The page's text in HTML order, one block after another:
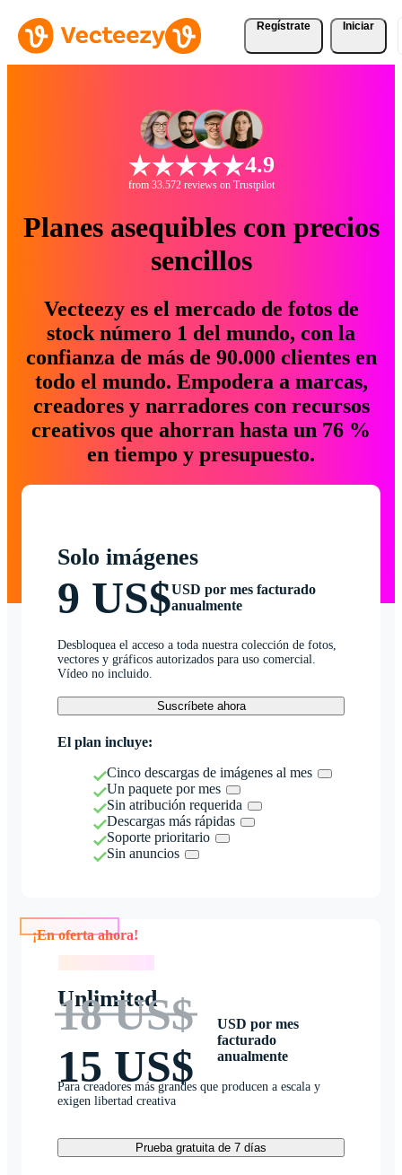
Regístrate Iniciar
4.9
from 33.572 reviews on Trustpilot
Planes asequibles con precios
sencillos
Vecteezy es el mercado de fotos de
stock número 1 del mundo, con la
confianza de más de 90.000 clientes en
todo el mundo. Empodera a marcas,
creadores y narradores con recursos
creativos que ahorran hasta un 76 %
en tiempo y presupuesto.
Solo imágenes
9 US$USD por mes facturado
anualmente
Desbloquea el acceso a toda nuestra colección de fotos,
vectores y gráficos autorizados para uso comercial.
Vídeo no incluido.
Suscríbete ahora
El plan incluye:
Cinco descargas de imágenes al mes
Un paquete por mes
Sin atribución requerida
Descargas más rápidas
Soporte prioritario
Sin anuncios
Unlimited
18 US$
15 US$
USD por mes
facturado
anualmente
Para creadores más grandes que producen a escala y
exigen libertad creativa
Prueba gratuita de 7 días